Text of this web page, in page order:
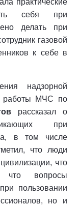
себя при
делать при
газовой
к себе в
надзорной
работы МЧС по
рассказал о
при
в том числе
что люди
что
вопросы
пользовании
но и